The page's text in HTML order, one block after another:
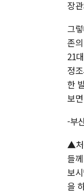
장
그
존
21
정
한
보
-부
▲처
들
보
을